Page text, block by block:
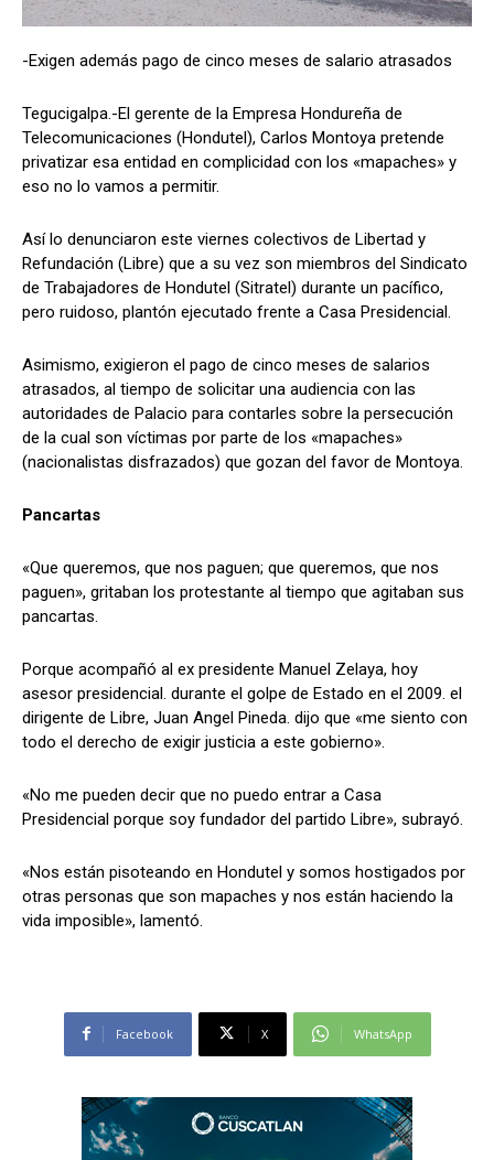
Comparta
Síganos
Comparta
Síganos
-Exigen además pago de cinco meses de salario atrasados
Tegucigalpa.-El gerente de la Empresa Hondureña de
Telecomunicaciones (Hondutel), Carlos Montoya pretende
privatizar esa entidad en complicidad con los «mapaches» y
eso no lo vamos a permitir.
Así lo denunciaron este viernes colectivos de Libertad y
Refundación (Libre) que a su vez son miembros del Sindicato
de Trabajadores de Hondutel (Sitratel) durante un pacífico,
pero ruidoso, plantón ejecutado frente a Casa Presidencial.
Asimismo, exigieron el pago de cinco meses de salarios
atrasados, al tiempo de solicitar una audiencia con las
autoridades de Palacio para contarles sobre la persecución
de la cual son víctimas por parte de los «mapaches»
(nacionalistas disfrazados) que gozan del favor de Montoya.
Pancartas
«Que queremos, que nos paguen; que queremos, que nos
paguen», gritaban los protestante al tiempo que agitaban sus
pancartas.
Porque acompañó al ex presidente Manuel Zelaya, hoy
asesor presidencial. durante el golpe de Estado en el 2009. el
dirigente de Libre, Juan Angel Pineda. dijo que «me siento con
todo el derecho de exigir justicia a este gobierno».
«No me pueden decir que no puedo entrar a Casa
Presidencial porque soy fundador del partido Libre», subrayó.
«Nos están pisoteando en Hondutel y somos hostigados por
otras personas que son mapaches y nos están haciendo la
vida imposible», lamentó.
Facebook X WhatsApp